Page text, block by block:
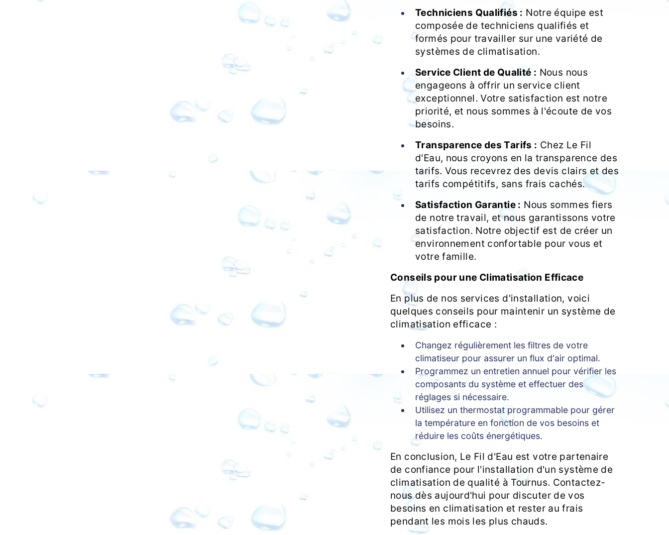
Techniciens Qualifiés : Notre équipe est
composée de techniciens qualifiés et
formés pour travailler sur une variété de
systèmes de climatisation.
Service Client de Qualité : Nous nous
engageons à offrir un service client
exceptionnel. Votre satisfaction est notre
priorité, et nous sommes à l'écoute de vos
besoins.
Transparence des Tarifs : Chez Le Fil
d'Eau, nous croyons en la transparence des
tarifs. Vous recevrez des devis clairs et des
tarifs compétitifs, sans frais cachés.
Satisfaction Garantie : Nous sommes fiers
de notre travail, et nous garantissons votre
satisfaction. Notre objectif est de créer un
environnement confortable pour vous et
votre famille.
Conseils pour une Climatisation Efficace
En plus de nos services d'installation, voici
quelques conseils pour maintenir un système de
climatisation efficace :
Changez régulièrement les filtres de votre
climatiseur pour assurer un flux d'air optimal.
Programmez un entretien annuel pour vérifier les
composants du système et effectuer des
réglages si nécessaire.
Utilisez un thermostat programmable pour gérer
la température en fonction de vos besoins et
réduire les coûts énergétiques.
En conclusion, Le Fil d'Eau est votre partenaire
de confiance pour l'installation d'un système de
climatisation de qualité à Tournus. Contactez-
nous dès aujourd'hui pour discuter de vos
besoins en climatisation et rester au frais
pendant les mois les plus chauds.